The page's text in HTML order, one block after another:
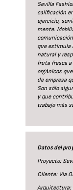
Sevilla
calificación
ejercicio,
mente.
que estimula
natural y
fruta fresca
orgánicos
de empresa
Son sólo
y que
trabajo más
Datos del
Proyecto:
Cliente: Via
Arquitectura: